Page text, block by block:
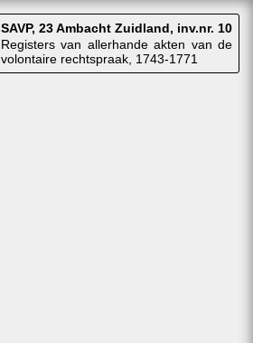
SAVP, 23 Ambacht Zuidland, inv.nr. 10
Registers van allerhande akten van de
volontaire rechtspraak, 1743-1771